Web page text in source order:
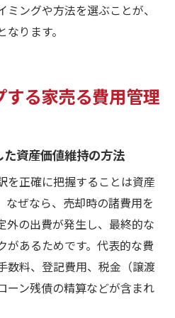
ングや方法を選ぶことが、
ります。
る家売る費用管理
資産価値維持の方法
を正確に把握することは資産
なぜなら、売却時の諸費用を
外の出費が発生し、最終的な
があるためです。代表的な費
数料、登記費用、税金（譲渡
ーン残債の精算などが含まれ